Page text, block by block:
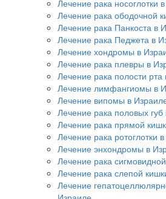
Лечение рака носоглотки
Лечение рака ободочной
Лечение рака Панкоста в
Лечение рака Педжета в
Лечение хондромы в
Лечение рака плевры в
Лечение рака полости
Лечение лимфангиомы в
Лечение випомы в
Лечение рака половых
Лечение рака прямой
Лечение рака ротоглотки
Лечение энхондромы в
Лечение рака
Лечение рака слепой
Лечение